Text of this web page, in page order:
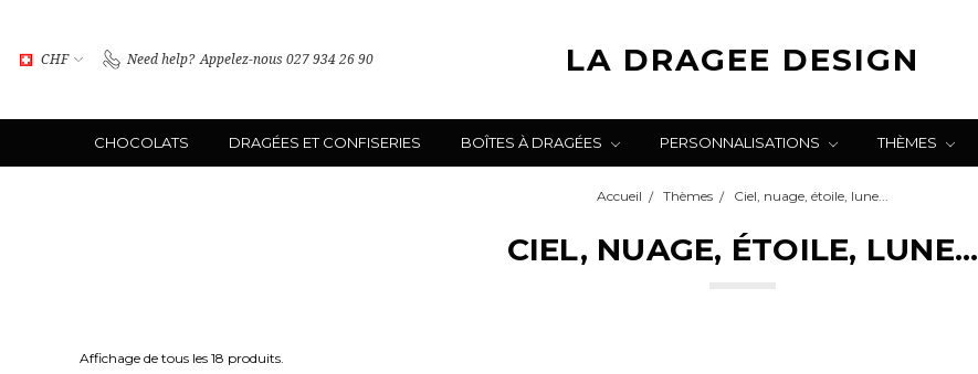
CHF Need help? Appelez-nous 027 934 26 90 LA DRAGEE DESIGN
CHOCOLATS DRAGÉES ET CONFISERIES BOÎTES À DRAGÉES PERSONNALISATIONS THÈMES
Accueil Thèmes Ciel, nuage, étoile, lune...
CIEL, NUAGE, ÉTOILE, LUNE...
Affichage de tous les 18 produits.